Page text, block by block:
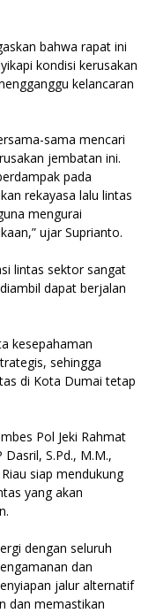
bahwa rapat ini
kondisi kerusakan
kelancaran
sama mencari
jembatan ini.
pada
rekayasa lalu lintas
mengurai
ujar Suprianto.
lintas sektor sangat
dapat berjalan
kesepahaman
sehingga
di Kota Dumai tetap
Pol Jeki Rahmat
S.Pd., M.M.,
siap mendukung
yang akan
dengan seluruh
dan
jalur alternatif
dan memastikan